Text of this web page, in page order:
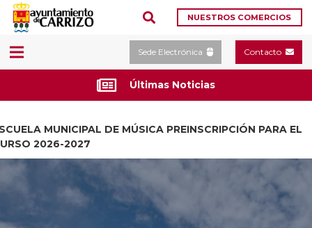
NUESTROS COMERCIOS
Sede Electrónica Contacto
Últimas Noticias
MUNICIPAL DE MÚSICA PREINSCRIPCIÓN PARA EL
2026-2027